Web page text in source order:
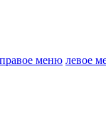
правое меню левое